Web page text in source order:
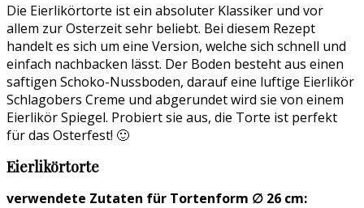
Die Eierlikörtorte ist ein absoluter Klassiker und vor
allem zur Osterzeit sehr beliebt. Bei diesem Rezept
handelt es sich um eine Version, welche sich schnell und
einfach nachbacken lässt. Der Boden besteht aus einen
saftigen Schoko-Nussboden, darauf eine luftige Eierlikör
Schlagobers Creme und abgerundet wird sie von einem
Eierlikör Spiegel. Probiert sie aus, die Torte ist perfekt
für das Osterfest! 🙂
Eierlikörtorte
verwendete Zutaten für Tortenform ∅ 26 cm: